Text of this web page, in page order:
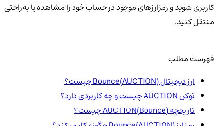
کاربری شوید و رمزارزهای موجود در حساب خود را مشاهده یا به‌راحتی
منتقل کنید.
فهرست مطلب
ارز دیجیتال Bounce(AUCTION) چیست؟
توکن AUCTION چیست و چه کاربردی دارد؟
تاریخچه AUCTION(Bounce) چیست؟